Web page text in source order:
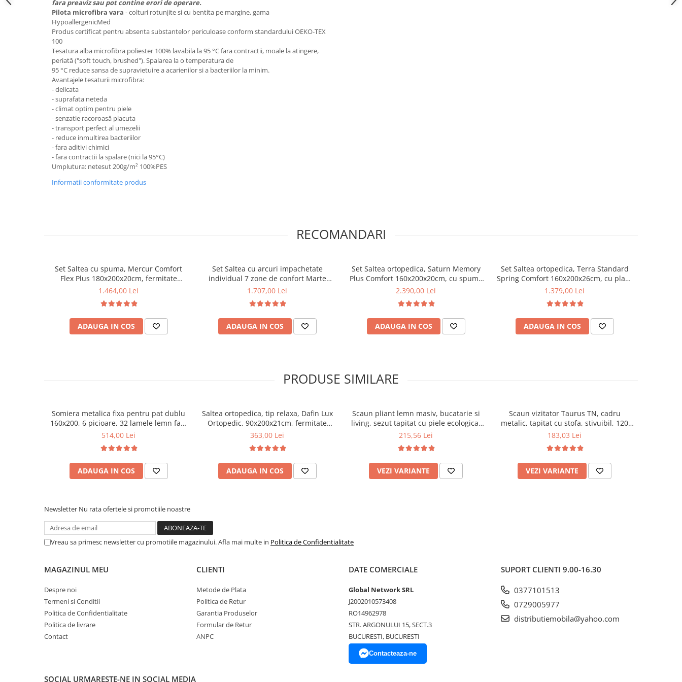
Mese gradinita
Scaune gradinita
Set mese si scaune gradinita
Mobilier copii
Mobila camera copii
Scaune birou pentru copii
Saltele patuturi copii
Masa si scaune gradinita
Seturi comode living si dormitor
fara preaviz sau pot contine erori de operare.
Pilota microfibra vara - colturi rotunjite si cu bentita pe margine, gama
HypoallergenicMed
Produs certificat pentru absenta substantelor periculoase conform standardului OEKO-TEX
100
Tesatura alba microfibra poliester 100% lavabila la 95 °C fara contractii, moale la atingere,
periată ("soft touch, brushed"). Spalarea la o temperatura de
95 °C reduce sansa de supravietuire a acarienilor si a bacteriilor la minim.
Avantajele tesaturii microfibra:
- delicata
- suprafata neteda
- climat optim pentru piele
- senzatie racoroasă placuta
- transport perfect al umezelii
- reduce inmultirea bacteriilor
- fara aditivi chimici
- fara contractii la spalare (nici la 95°C)
Umplutura: netesut 200g/m² 100%PES
Informatii conformitate produs
RECOMANDARI
Set Saltea cu spuma, Mercur Comfort
Flex Plus 180x200x20cm, fermitate
mediu spre tare, hipoalergenica, husa
microfibra, lavabila la 95°C
1.464,00 Lei
ADAUGA IN COS
Set Saltea cu arcuri impachetate
individual 7 zone de confort Marte
Pocket One 160x200x23cm, husa
perne matlasate 50x70cm lavabile la
60°C, husa antialergica si pilota vara,
densitate 400g/m², 180x200cm
1.707,00 Lei
ADAUGA IN COS
Set Saltea ortopedica, Saturn Memory
Plus Comfort 160x200x20cm, cu spuma
poliuretanica HR, memory foam 4 cm,
fermitate mediu spre tare, Saltsib plus
pilota microfibra iarna, matlasata,
umplutura poliester, 180x200cm
2.390,00 Lei
ADAUGA IN COS
Set Saltea ortopedica, Terra Standard
Spring Comfort 160x200x26cm, cu plasa
de arcuri Bonell, husa detasabila tricot,
tare, Saltsib plus 2 perne matlasate
50x70cm, umplutura fibre de poliester,
lavabile la 60°C
1.379,00 Lei
ADAUGA IN COS
PRODUSE SIMILARE
Somiera metalica fixa pentru pat dublu
160x200, 6 picioare, 32 lamele lemn fag,
benzi textile, suport saltea ferm, negru
514,00 Lei
ADAUGA IN COS
Saltea ortopedica, tip relaxa, Dafin Lux
Ortopedic, 90x200x21cm, fermitate
medie, cu plasa de arcuri tip Bonell, fata
Salt Confort
363,00 Lei
ADAUGA IN COS
Scaun pliant lemn masiv, bucatarie si
living, sezut tapitat cu piele ecologica,
100 kg, cires
215,56 Lei
VEZI VARIANTE
Scaun vizitator Taurus TN, cadru
metalic, tapitat cu stofa, stivuibil, 120
kg, negru
183,03 Lei
VEZI VARIANTE
Newsletter Nu rata ofertele si promotiile noastre
Vreau sa primesc newsletter cu promotiile magazinului. Afla mai multe in Politica de Confidentialitate
MAGAZINUL MEU
Despre noi
Termeni si Conditii
Politica de Confidentialitate
Politica de livrare
Contact
CLIENTI
Metode de Plata
Politica de Retur
Garantia Produselor
Formular de Retur
ANPC
DATE COMERCIALE
Global Network SRL
J2002010573408
RO14962978
STR. ARGONULUI 15, SECT.3
BUCURESTI, BUCURESTI
Contacteaza-ne
SUPORT CLIENTI 9.00-16.30
0377101513
0729005977
distributiemobila@yahoo.com
SOCIAL URMARESTE-NE IN SOCIAL MEDIA